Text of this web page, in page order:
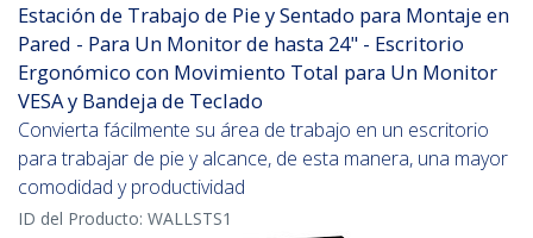
Estación de Trabajo de Pie y Sentado para Montaje en
Pared - Para Un Monitor de hasta 24" - Escritorio
Ergonómico con Movimiento Total para Un Monitor
VESA y Bandeja de Teclado
Convierta fácilmente su área de trabajo en un escritorio
para trabajar de pie y alcance, de esta manera, una mayor
comodidad y productividad
ID del Producto: WALLSTS1